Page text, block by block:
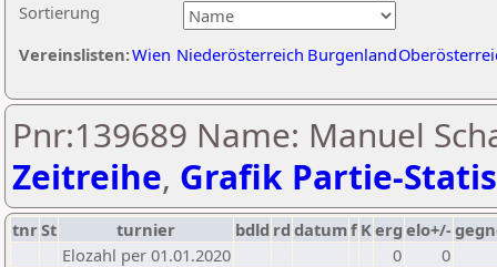
Sortierung
Vereinslisten:Wien Niederösterreich Burgenland
Pnr:139689 Name: Manuel
Zeitreihe, Grafik Partie-
tnrSt turnier bdld rd datumf Kerg elo+/-
Elozahl per 01.01.2020
0
0